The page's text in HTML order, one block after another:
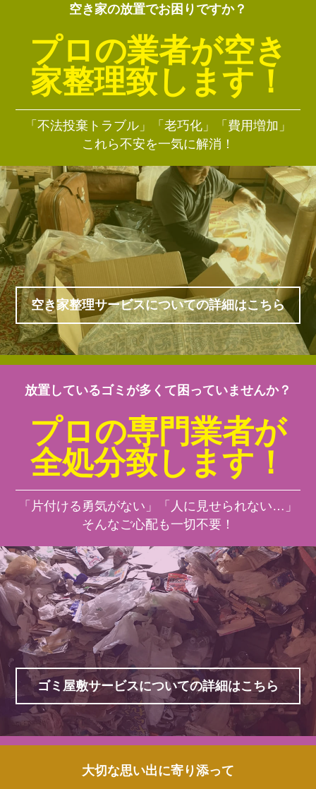
空き家の放置でお困りですか？
プロの業者が空き
家整理致します！
「不法投棄トラブル」「老巧化」「費用増加」
これら不安を一気に解消！
空き家整理サービスについての詳細はこちら
放置しているゴミが多くて困っていませんか？
プロの専門業者が
全処分致します！
「片付ける勇気がない」「人に見せられない…」
そんなご心配も一切不要！
ゴミ屋敷サービスについての詳細はこちら
大切な思い出に寄り添って